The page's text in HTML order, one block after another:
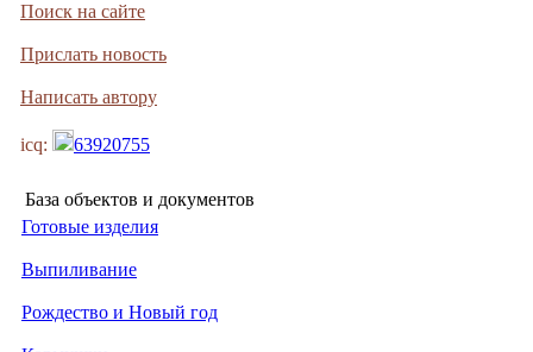
Поиск на сайте
Прислать новость
Написать автору
icq: 63920755
База объектов и документов
Готовые изделия
Выпиливание
Рождество и Новый год